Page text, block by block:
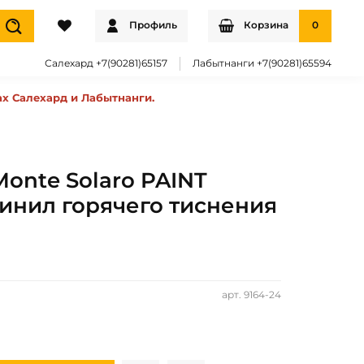
Профиль Корзина 0
Салехард +7(90281)65157 Лабытнанги +7(90281)65594
Салехард и Лабытнанги.
арт. 9164-24
Solaro PAINT
горячего тиснения